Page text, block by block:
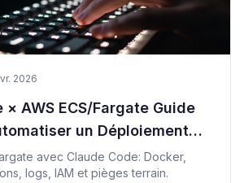
2026
× AWS ECS/Fargate Guide
un Déploiement
avec Claude Code: Docker,
logs, IAM et pièges terrain.